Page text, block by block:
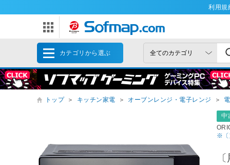
利用規
カテゴリから選ぶ
トップ ＞ キッチン家電 ＞ オーブンレンジ・電子レンジ ＞
中
※〔